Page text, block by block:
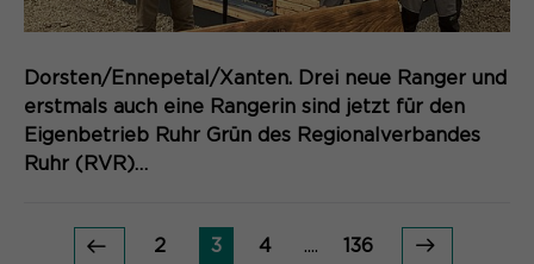
Dorsten/Ennepetal/Xanten. Drei neue Ranger und
erstmals auch eine Rangerin sind jetzt für den
Eigenbetrieb Ruhr Grün des Regionalverbandes
Ruhr (RVR)…
2 3 4 .... 136